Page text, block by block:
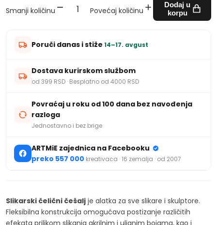
Smanji količinu Povećaj količinu
Dodaj u
korpu
Poruči danas i stiže 14–17. avgust
Dostava kurirskom službom
od 399 RSD · Besplatno od 4000 RSD
Povraćaj u roku od 100 dana bez navođenja
razloga
Jednostavno i bez brige
ARTMiE zajednica na Facebooku
preko 557 000 kreativaca · 16 zemalja · od 2007
Slikarski čelični češalj je alatka za sve slikare i skulptore.
Fleksibilna konstrukcija omogućava postizanje različitih
efekata prilikom slikanja akrilnim i uljanim bojama, kao i